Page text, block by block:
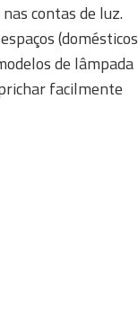
contas de luz.
(domésticos
de lâmpada
facilmente